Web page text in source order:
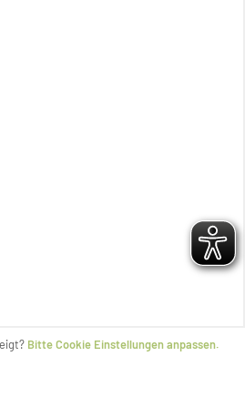
Bitte Cookie Einstellungen anpassen.